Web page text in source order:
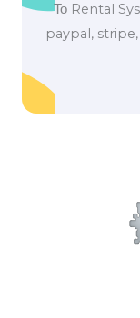
Το Rental
paypal, stripe,